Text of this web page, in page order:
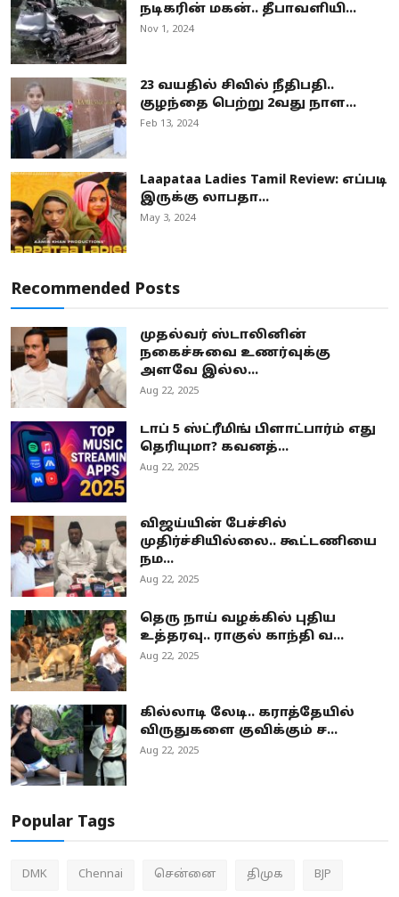
நடிகரின் மகன்.. தீபாவளியி...
Nov 1, 2024
23 வயதில் சிவில் நீதிபதி..
குழந்தை பெற்று 2வது நாள...
Feb 13, 2024
Laapataa Ladies Tamil Review: எப்படி
இருக்கு லாபதா...
May 3, 2024
Recommended Posts
முதல்வர் ஸ்டாலினின்
நகைச்சுவை உணர்வுக்கு
அளவே இல்ல...
Aug 22, 2025
டாப் 5 ஸ்ட்ரீமிங் பிளாட்பார்ம் எது
தெரியுமா? கவனத்...
Aug 22, 2025
விஜய்யின் பேச்சில்
முதிர்ச்சியில்லை.. கூட்டணியை
நம...
Aug 22, 2025
தெரு நாய் வழக்கில் புதிய
உத்தரவு.. ராகுல் காந்தி வ...
Aug 22, 2025
கில்லாடி லேடி.. கராத்தேயில்
விருதுகளை குவிக்கும் ச...
Aug 22, 2025
Popular Tags
DMK Chennai சென்னை திமுக BJP